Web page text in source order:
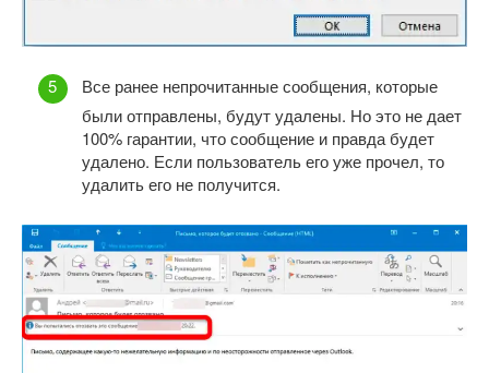
Все ранее непрочитанные сообщения, которые
были отправлены, будут удалены. Но это не дает
100% гарантии, что сообщение и правда будет
удалено. Если пользователь его уже прочел, то
удалить его не получится.